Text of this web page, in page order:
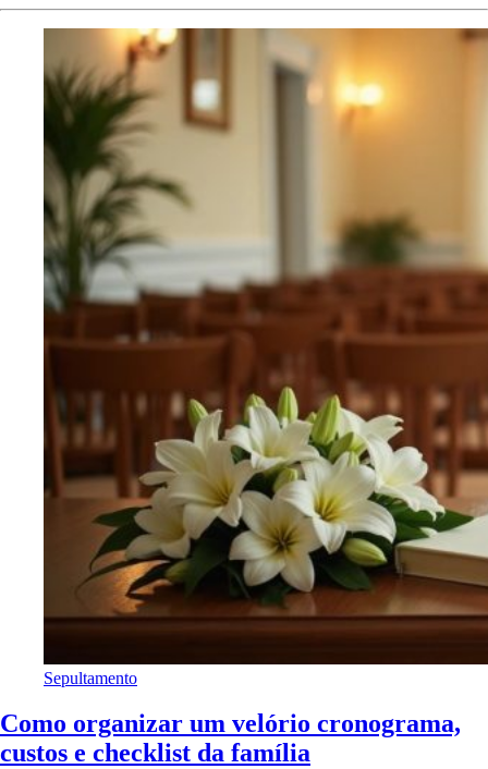
Sepultamento
Como organizar um velório cronograma,
custos e checklist da família